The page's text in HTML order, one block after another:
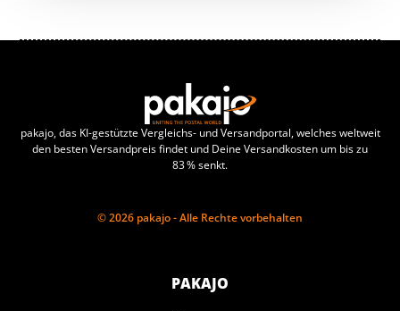
pakajo, das KI-gestützte Vergleichs- und Versandportal, welches weltweit
den besten Versandpreis findet und Deine Versandkosten um bis zu
83 % senkt.
© 2026 pakajo - Alle Rechte vorbehalten
PAKAJO